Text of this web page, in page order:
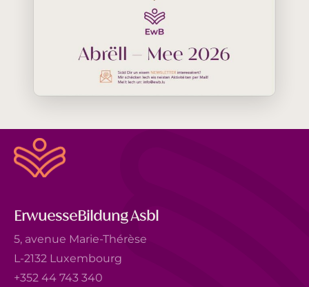
ErwuesseBildung Asbl
5, avenue Marie-Thérèse
L-2132 Luxembourg
+352 44 743 340